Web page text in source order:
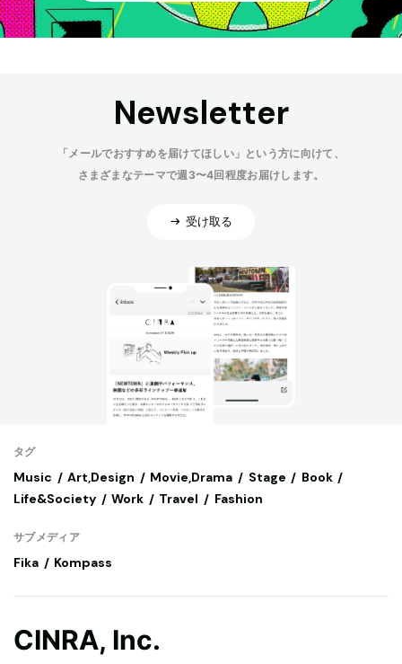
Newsletter
「メールでおすすめを届けてほしい」という方に向けて、
さまざまなテーマで週3〜4回程度お届けします。
受け取る
タグ
Music Art,Design Movie,Drama Stage
Book
Life&Society
Work Travel Fashion
サブメディア
Fika Kompass
CINRA, Inc.